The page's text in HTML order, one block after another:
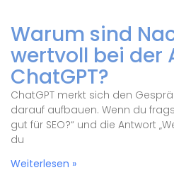
Warum sind
wertvoll bei der
ChatGPT?
ChatGPT merkt sich den
darauf aufbauen. Wenn du
gut für SEO?“ und die Antwort
du
Weiterlesen »